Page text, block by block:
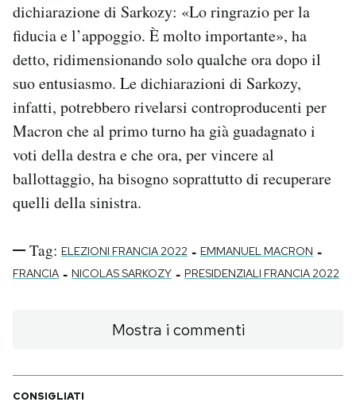
dichiarazione di Sarkozy: «Lo ringrazio per la
fiducia e l’appoggio. È molto importante», ha
detto, ridimensionando solo qualche ora dopo il
suo entusiasmo. Le dichiarazioni di Sarkozy,
infatti, potrebbero rivelarsi controproducenti per
Macron che al primo turno ha già guadagnato i
voti della destra e che ora, per vincere al
ballottaggio, ha bisogno soprattutto di recuperare
quelli della sinistra.
Tag: ELEZIONI FRANCIA 2022 - EMMANUEL MACRON -
FRANCIA - NICOLAS SARKOZY - PRESIDENZIALI FRANCIA 2022
Mostra i commenti
CONSIGLIATI